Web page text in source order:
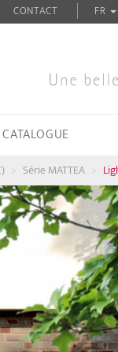
CONTACT FR
CATALOGUE
Série MATTEA